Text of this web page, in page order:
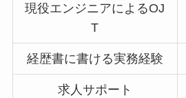
現役エンジニアによるOJ
T
経歴書に書ける実務経験
求人サポート